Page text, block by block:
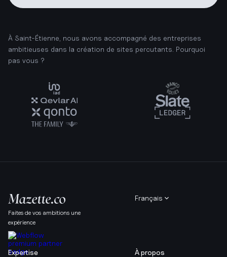
À Saint-Étienne, nous avons accompagné des entreprises
ambitieuses dans la création de sites percutants. Pourquoi
pas vous ?
Faites de vos ambitions une
expérience
Français
À propos
Expertise